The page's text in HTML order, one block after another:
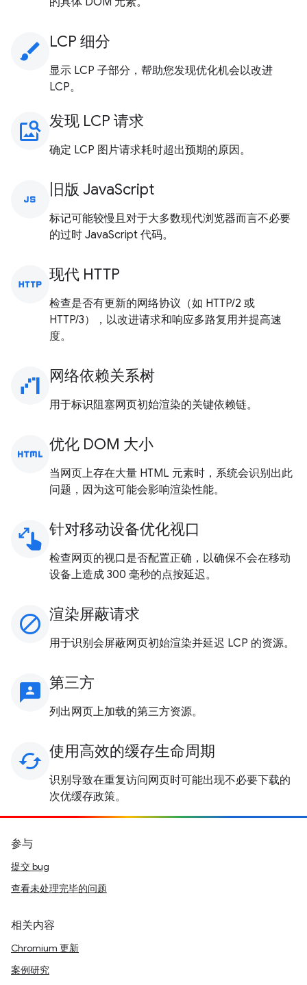
brush LCP 细分
显示 LCP 子部分，帮助您发现优化机会以改进
LCP。
image_search 发现 LCP 请求
确定 LCP 图片请求耗时超出预期的原因。
javascript 旧版 JavaScript
标记可能较慢且对于大多数现代浏览器而言不必要
的过时 JavaScript 代码。
http 现代 HTTP
检查是否有更新的网络协议（如 HTTP/2 或
HTTP/3），以改进请求和响应多路复用并提高速
度。
waterfall_chart 网络依赖关系树
用于标识阻塞网页初始渲染的关键依赖链。
html 优化 DOM 大小
当网页上存在大量 HTML 元素时，系统会识别出此
问题，因为这可能会影响渲染性能。
pinch 针对移动设备优化视口
检查网页的视口是否配置正确，以确保不会在移动
设备上造成 300 毫秒的点按延迟。
block 渲染屏蔽请求
用于识别会屏蔽网页初始渲染并延迟 LCP 的资源。
3p 第三方
列出网页上加载的第三方资源。
cached 使用高效的缓存生命周期
识别导致在重复访问网页时可能出现不必要下载的
次优缓存政策。
参与
提交 bug
查看未处理完毕的问题
相关内容
Chromium 更新
案例研究